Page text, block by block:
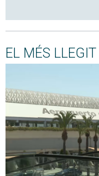
EL MÉS LLEGIT